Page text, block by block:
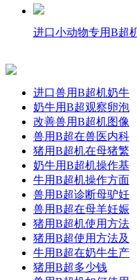
进口小动物专用B超
进口兽用B超机奶牛
奶牛用B超观察卵泡
改善兽用B超机图像
兽用B超在兽医内科
猪用B超机在母猪繁
奶牛用B超机操作基
牛用B超机操作方面
兽用B超诊断母驴妊
兽用B超在母羊妊娠
猪用B超机使用方法
猪用B超使用方法及
牛用B超在奶牛生产
猪用B超多少钱